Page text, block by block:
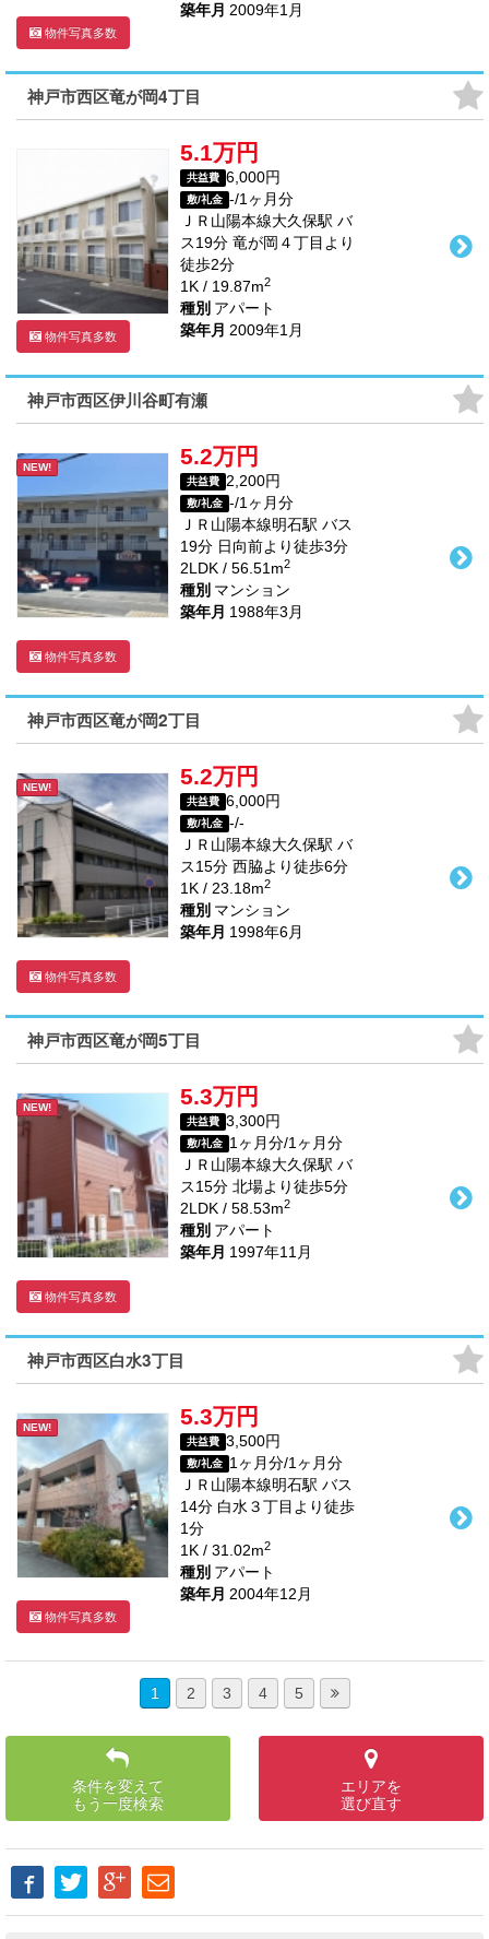
物件写真多数
築年月 2009年1月
神戸市西区竜が岡4丁目
物件写真多数
5.1万円
共益費 6,000円
敷/礼金 -/1ヶ月分
ＪＲ山陽本線大久保駅 バ
ス19分 竜が岡４丁目より
徒歩2分
1K / 19.87m2
種別 アパート
築年月 2009年1月
神戸市西区伊川谷町有瀬
NEW!
物件写真多数
5.2万円
共益費 2,200円
敷/礼金 -/1ヶ月分
ＪＲ山陽本線明石駅 バス
19分 日向前より徒歩3分
2LDK / 56.51m2
種別 マンション
築年月 1988年3月
神戸市西区竜が岡2丁目
NEW!
物件写真多数
5.2万円
共益費 6,000円
敷/礼金 -/-
ＪＲ山陽本線大久保駅 バ
ス15分 西脇より徒歩6分
1K / 23.18m2
種別 マンション
築年月 1998年6月
神戸市西区竜が岡5丁目
NEW!
物件写真多数
5.3万円
共益費 3,300円
敷/礼金
1ヶ月分/1ヶ月分
ＪＲ山陽本線大久保駅 バ
ス15分 北場より徒歩5分
2LDK / 58.53m2
種別 アパート
築年月 1997年11月
神戸市西区白水3丁目
NEW!
物件写真多数
5.3万円
共益費 3,500円
敷/礼金
1ヶ月分/1ヶ月分
ＪＲ山陽本線明石駅 バス
14分 白水３丁目より徒歩
1分
1K / 31.02m2
種別 アパート
築年月 2004年12月
1 2 3 4 5
条件を変えて
もう一度検索
エリアを
選び直す